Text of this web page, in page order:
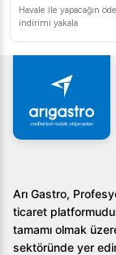
Havale ile yapacağın
indirimi yakala
Arı Gastro,
ticaret
tamamı olmak
sektöründe yer